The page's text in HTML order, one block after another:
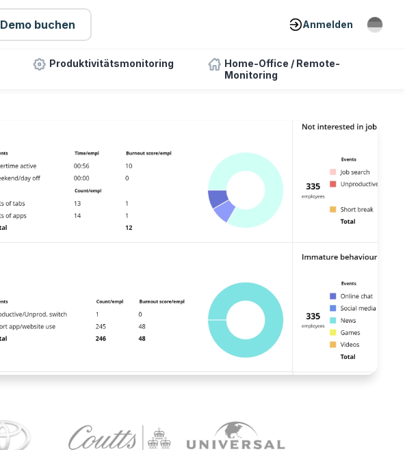
Demo buchen Anmelden
Produktivitätsmonitoring
Home-Office / Remote-
Monitoring